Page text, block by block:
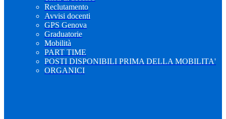
Reclutamento
Avvisi docenti
GPS Genova
Graduatorie
Mobilità
PART TIME
POSTI DISPONIBILI PRIMA DELLA MOBILITA'
ORGANICI